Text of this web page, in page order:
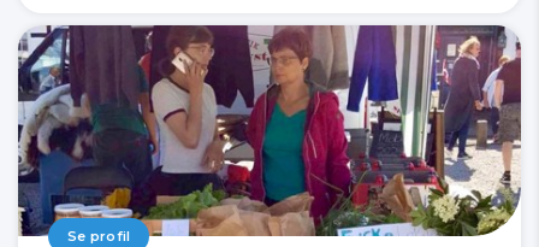
Se profil